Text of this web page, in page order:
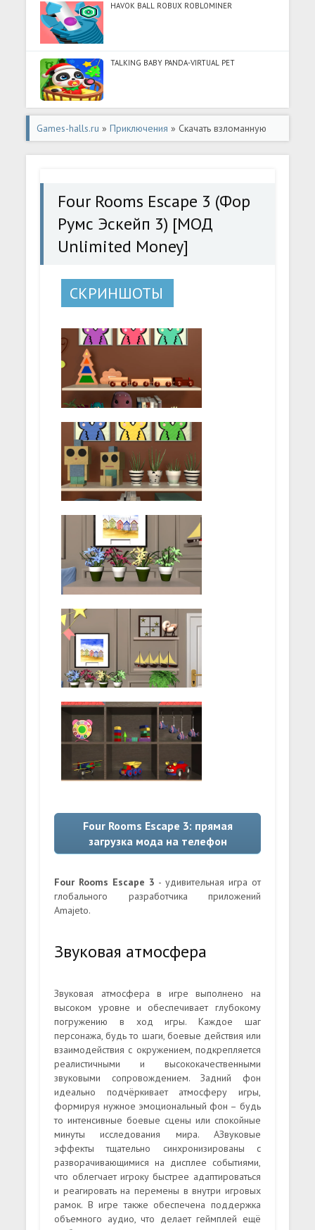
HAVOK BALL ROBUX ROBLOMINER
TALKING BABY PANDA-VIRTUAL PET
Games-halls.ru »Приключения » Скачать взломанную
Four Rooms Escape 3 (Фор Румс Эскейп 3) [МОД
Four Rooms Escape 3 (Фор
Румс Эскейп 3) [МОД
Unlimited Money]
СКРИНШОТЫ
Four Rooms Escape 3: прямая
загрузка мода на телефон
Four Rooms Escape 3 - удивительная игра от
глобального разработчика приложений
Amajeto.
Звуковая атмосфера
Звуковая атмосфера в игре выполнено на
высоком уровне и обеспечивает глубокому
погружению в ход игры. Каждое шаг
персонажа, будь то шаги, боевые действия или
взаимодействия с окружением, подкрепляется
реалистичными и высококачественными
звуковыми сопровождением. Задний фон
идеально подчёркивает атмосферу игры,
формируя нужное эмоциональный фон – будь
то интенсивные боевые сцены или спокойные
минуты исследования мира. АЗвуковые
эффекты тщательно синхронизированы с
разворачивающимися на дисплее событиями,
что облегчает игроку быстрее адаптироваться
и реагировать на перемены в внутри игровых
рамок. В игре также обеспечена поддержка
объемного аудио, что делает геймплей ещё